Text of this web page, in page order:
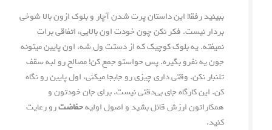
ببینید رفقا! این داستان پرت شدن آچار و بلوک ازون بالا شوخی
بردار نیست. فکر نکن چون خودت اون بالایی، اتفاقی برات
نمیفته. یه بلوک کوچیک که از دستت ول شه، اون پایین میتونه
جون یه نفرو بگیره. پس حواستو جمع کن! مصالح رو لبه سقف
تلنبار نکن. وقتی داری چیزی رو جابجا میکنی، اول پایین رو نگاه
کن. این کارگاه جای بی‌دقتی نیست. برای جان خودتون و
همکاراتون ارزش قائل بشید و اصول اولیهحفاضترو رعایت
کنید.